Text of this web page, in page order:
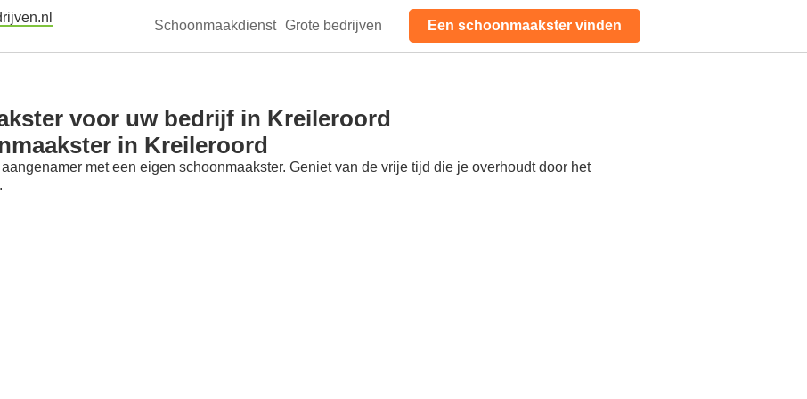
Schoonmaakdienst Grote bedrijven Een schoonmaakster vinden
voor uw bedrijf in Kreileroord
in Kreileroord
met een eigen schoonmaakster. Geniet van de vrije tijd die je overhoudt door het